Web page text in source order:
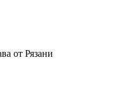
от Рязани